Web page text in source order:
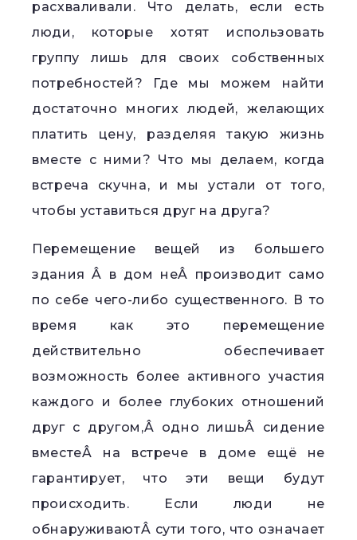
расхваливали. Что делать, если есть
люди, которые хотят использовать
группу лишь для своих собственных
потребностей? Где мы можем найти
достаточно многих людей, желающих
платить цену, разделяя такую жизнь
вместе с ними? Что мы делаем, когда
встреча скучна, и мы устали от того,
чтобы уставиться друг на друга?
Перемещение вещей из большего
здания Â в дом неÂ производит само
по себе чего-либо существенного. В то
время как это перемещение
действительно обеспечивает
возможность более активного участия
каждого и более глубоких отношений
друг с другом,Â одно лишьÂ сидение
вместеÂ на встрече в доме ещё не
гарантирует, что эти вещи будут
происходить. Если люди не
обнаруживаютÂ сути того, что означает